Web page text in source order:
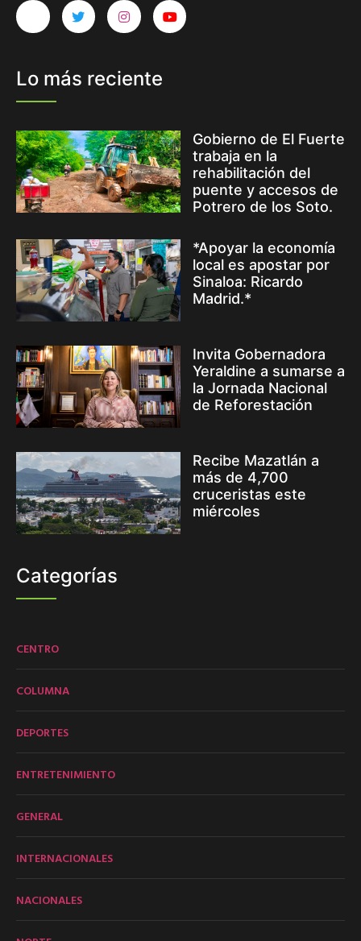
Lo más reciente
Gobierno de El Fuerte
trabaja en la
rehabilitación del
puente y accesos de
Potrero de los Soto.
*Apoyar la economía
local es apostar por
Sinaloa: Ricardo
Madrid.*
Invita Gobernadora
Yeraldine a sumarse a
la Jornada Nacional
de Reforestación
Recibe Mazatlán a
más de 4,700
cruceristas este
miércoles
Categorías
CENTRO
COLUMNA
DEPORTES
ENTRETENIMIENTO
GENERAL
INTERNACIONALES
NACIONALES